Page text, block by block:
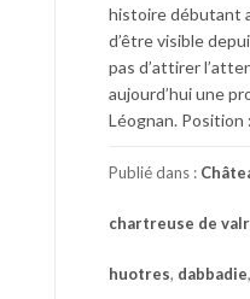
histoire débutant
d’être visible
pas d’attirer
aujourd’hui une
Léognan. Position
Publié dans :
chartreuse de
huotres, dabbadie,